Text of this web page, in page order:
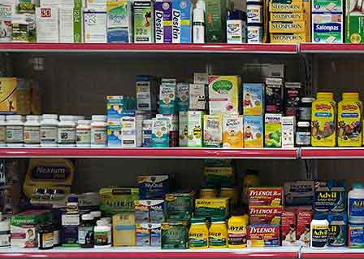
✓Cung cấp Collagen hàm lượng cao nguyên chất từ
collagen peptide từ cá biển sâu
Tạo hương thơm tự nhiên cho cơ thể, detox mùi hôi.
✓ Dưỡng trắng mịn da, cung cấp độ ẩm, tính đàn hồi,
để da săn chắc.
✓Chống lão hóa toàn diện, tốt cho xương khớp, tóc,
da, móng, hệ bài tiết, tuyến mồ hôi.
✓Tốt cho hệ tiêu hóa và hỗ trợ giảm cân nhờ bổ sung
hệ enzym có lợi.